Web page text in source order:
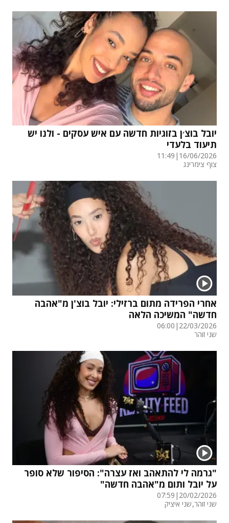
יובל בוצ׳ן בזוגיות חדשה עם איש עסקים - ולנו יש
תיעוד בלעדי
16/06/2026
|
11:49
צוף צימרינג
אחרי הפרידה מתום ברזילי: יובל בוצ'ן מ"אהבה
חדשה" המשיכה הלאה
22/03/2026
|
06:00
שני זוהר
"גרמה לי להתאהב ואז עצרה": הסיפור שלא סופר
על יובל ותום מ"אהבה חדשה"
20/02/2026
|
07:59
שני זוהר,שני איציק